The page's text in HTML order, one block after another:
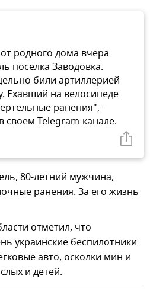
родного дома вчера
поселка Заводовка.
били артиллерией
Ехавший на велосипеде
ранения", -
своем Telegram-канале.
80-летний мужчина,
ранения. За его жизнь
отметил, что
украинские беспилотники
авто, осколки мин и
и детей.